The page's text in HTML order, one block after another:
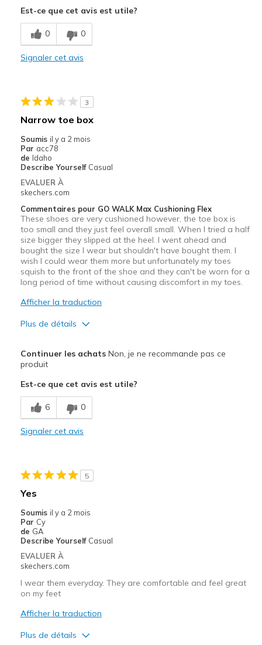
Breathe Well
Comfortable
Width
Sizing
Feels true to size
View On Shoes
Est-ce que cet avis est utile?
0 0
Signaler cet avis
3
Narrow toe box
Soumis il y a 2 mois
Par acc78
de Idaho
Describe Yourself Casual
EVALUER À
skechers.com
Commentaires pour GO WALK Max Cushioning Flex
These shoes are very cushioned however, the toe box is
too small and they just feel overall small. When I tried a half
size bigger they slipped at the heel. I went ahead and
bought the size I wear but shouldn't have bought them. I
wish I could wear them more but unfortunately my toes
squish to the front of the shoe and they can't be worn for a
long period of time without causing discomfort in my toes.
Afficher la traduction
Plus de détails
Comfortable
Les meilleures utilisations
Casual Wear
Width
Continuer les achatsNon, je ne recommande pas ce
produit
Est-ce que cet avis est utile?
6 0
Signaler cet avis
5
Yes
Soumis il y a 2 mois
Par Cy
de GA
Describe Yourself Casual
EVALUER À
skechers.com
I wear them everyday. They are comfortable and feel great
on my feet
Afficher la traduction
Plus de détails